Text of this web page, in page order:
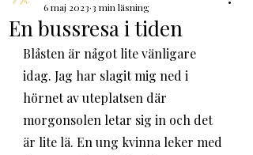
En bussresa i tiden
6 maj 2023 3 min läsning
Blåsten är något lite vänligare
idag. Jag har slagit mig ned i
hörnet av uteplatsen där
morgonsolen letar sig in och det
är lite lä. En ung kvinna leker med